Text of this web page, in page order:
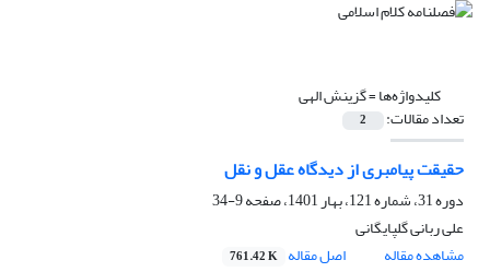
کلیدواژه‌ها =گزینش الهی
تعداد مقالات: 2
حقیقت پیامبری از دیدگاه عقل و نقل
دوره 31، شماره 121، بهار 1401، صفحه
9-34
علی ربانی گلپایگانی
مشاهده مقاله
اصل مقاله 761.42 K